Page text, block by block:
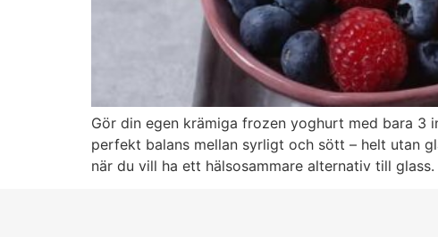
Gör din egen krämiga frozen yoghurt med bara 3
perfekt balans mellan syrligt och sött – helt utan
när du vill ha ett hälsosammare alternativ till